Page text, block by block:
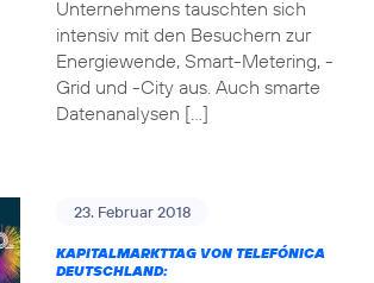
Unternehmens tauschten sich
intensiv mit den Besuchern zur
Energiewende, Smart-Metering, -
Grid und -City aus. Auch smarte
Datenanalysen […]
23. Februar 2018
KAPITALMARKTTAG VON TELEFÓNICA
DEUTSCHLAND: